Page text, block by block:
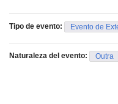
Tipo de evento: Evento de
Naturaleza del evento: Outra